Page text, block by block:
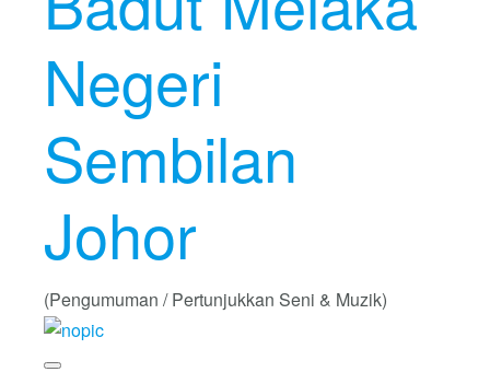
Negeri
Sembilan
Johor
(Pengumuman / Pertunjukkan Seni & Muzik)